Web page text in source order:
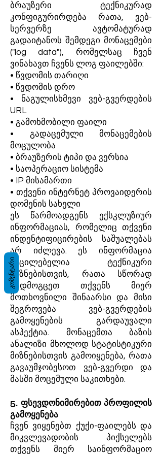
ბრაუზერი ტექნიკურად
კონფიგურირდება რათა, ვებ-
სერვერზე ავტომატურად
გადაიტანოს შემდეგი მონაცემები
("log data"), რომელსაც ჩვენ
ვინახავთ ჩვენს ლოგ ფაილებში:
• წვდომის თარიღი
• წვდომის დრო
• ნაგულისხმევი ვებ-გვერდების
URL
• გამოხმობილი ფაილი
• გადაცემული მონაცემების
მოცულობა
• ბრაუზერის ტიპი და ვერსია
• საოპერაციო სისტემა
• IP მისამართი
• თქვენი ინტერნეტ პროვაიდერის
დომენის სახელი
ეს წარმოადგენს ექსკლუზიურ
ინფორმაციას, რომელიც თქვენი
ინდენტიფიცირების საშუალებას
არ იძლევა. ეს ინფორმაცია
აუცილებელია ტექნიკური
მიზნებისთვის, რათა სწორად
გადმოგცეთ თქვენს მიერ
მოთხოვნილი შინაარსი და მისი
შეგროვება ვებ-გვერდების
გამოყენების გარდაუვალი
ასპექტია. მონაცემთა ბაზის
ანალიზი მხოლოდ სტატისტიკური
მიზნებისთვის გამოიყენება, რათა
გავაუმჯობესოთ ვებ-გვერდი და
მასში მოცემული საკითხები.
5. ფსევდონიმირებით პროფილის
გამოყენება
ჩვენ ვიყენებთ ქუქი-ფაილებს და
მიკვლევადობის პიქსელებს
თქვენს მიერ საინფორმაციო
ᲙᲝᲛᲔᲜᲢᲐᲠᲘ